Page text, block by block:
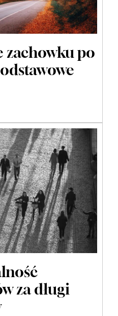
po
za długi